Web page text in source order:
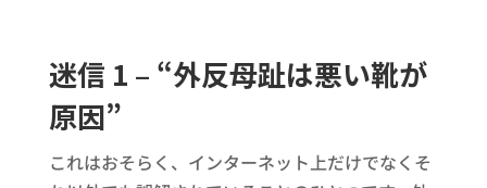
迷信 1 – “外反母趾は悪い靴が
原因”
これはおそらく、インターネット上だけでなくそ